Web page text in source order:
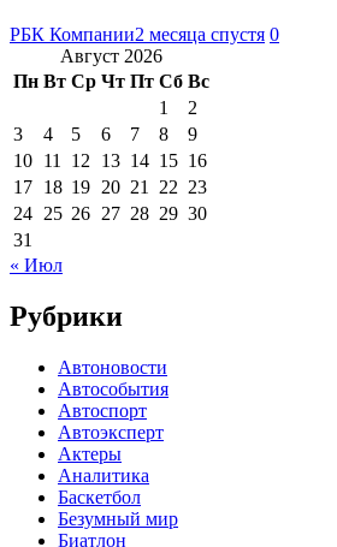
РБК Компании2 месяца спустя 0
Август 2026
Пн Вт Ср Чт Пт Сб Вс
1
2
3
4 5 6 7 8
9
10 11 12 13 14 15 16
17 18 19 20 21 22 23
24 25 26 27 28 29 30
31
« Июл
Рубрики
Автоновости
Автособытия
Автоспорт
Автоэксперт
Актеры
Аналитика
Баскетбол
Безумный мир
Биатлон